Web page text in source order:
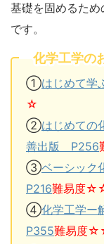
基礎を固めるた
です。
化学工学の
①はじめて
☆
②はじめて
善出版 P256
③ベーシッ
P216難易度
④化学工学ー
P355難易度